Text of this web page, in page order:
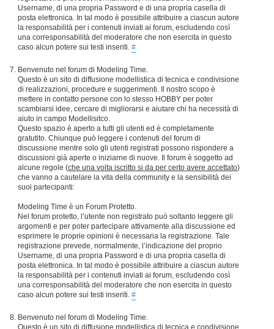
Username, di una propria Password e di una propria casella di
posta elettronica. In tal modo è possibile attribuire a ciascun autore
la responsabilità per i contenuti inviati ai forum, escludendo così
una corresponsabilità del moderatore che non esercita in questo
caso alcun potere sui testi inseriti. #
Benvenuto nel forum di Modeling Time.
Questo è un sito di diffusione modellistica di tecnica e condivisione
di realizzazioni, procedure e suggerimenti. Il nostro scopo è
mettere in contatto persone con lo stesso HOBBY per poter
scambiarsi idee, cercare di migliorarsi e aiutare chi ha necessità di
aiuto in campo Modellisitco.
Questo spazio è aperto a tutti gli utenti ed è completamente
gratutito. Chiunque può leggere i contenuti del forum di
discussione mentre solo gli utenti registrati possono rispondere a
discussioni già aperte o iniziarne di nuove. Il forum è soggetto ad
alcune regole (che una volta iscritto si da per certo avere accettato)
che vanno a cautelare la vita della community e la sensibilità dei
suoi partecipanti:
Modeling Time è un Forum Protetto.
Nel forum protetto, l’utente non registrato può soltanto leggere gli
argomenti e per poter partecipare attivamente alla discussione ed
esprimere le proprie opinioni è necessaria la registrazione. Tale
registrazione prevede, normalmente, l’indicazione del proprio
Username, di una propria Password e di una propria casella di
posta elettronica. In tal modo è possibile attribuire a ciascun autore
la responsabilità per i contenuti inviati ai forum, escludendo così
una corresponsabilità del moderatore che non esercita in questo
caso alcun potere sui testi inseriti. #
Benvenuto nel forum di Modeling Time.
Questo è un sito di diffusione modellistica di tecnica e condivisione